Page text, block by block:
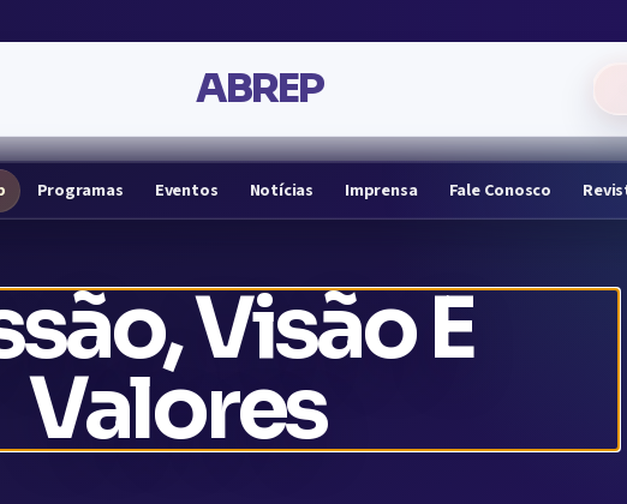
ABREP
Programas Eventos Notícias Imprensa Fale Conosco
Visão E
Valores